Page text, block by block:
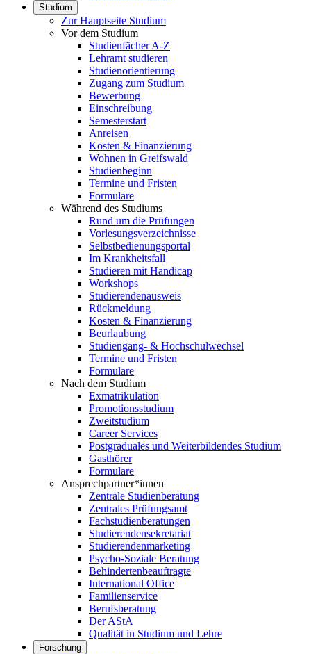
Studium
Zur Hauptseite Studium
Vor dem Studium
Studienfächer A-Z
Lehramt studieren
Studienorientierung
Zugang zum Studium
Bewerbung
Einschreibung
Semesterstart
Anreisen
Kosten & Finanzierung
Wohnen in Greifswald
Studienbeginn
Termine und Fristen
Formulare
Während des Studiums
Rund um die Prüfungen
Vorlesungsverzeichnisse
Selbstbedienungsportal
Im Krankheitsfall
Studieren mit Handicap
Workshops
Studierendenausweis
Rückmeldung
Kosten & Finanzierung
Beurlaubung
Studiengang- & Hochschulwechsel
Termine und Fristen
Formulare
Nach dem Studium
Exmatrikulation
Promotionsstudium
Zweitstudium
Career Services
Postgraduales und Weiterbildendes Studium
Gasthörer
Formulare
Ansprechpartner*innen
Zentrale Studienberatung
Zentrales Prüfungsamt
Fachstudienberatungen
Studierendensekretariat
Studierendenmarketing
Psycho-Soziale Beratung
Behindertenbeauftragte
International Office
Familienservice
Berufsberatung
Der AStA
Qualität in Studium und Lehre
Forschung